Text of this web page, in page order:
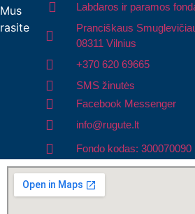
Mus
rasite
Labdaros ir paramos
Pranciškaus
08311 Vilnius
+370 620 69665
SMS žinutės
Facebook Messenger
info@rugute.lt
Fondo kodas: 300070090